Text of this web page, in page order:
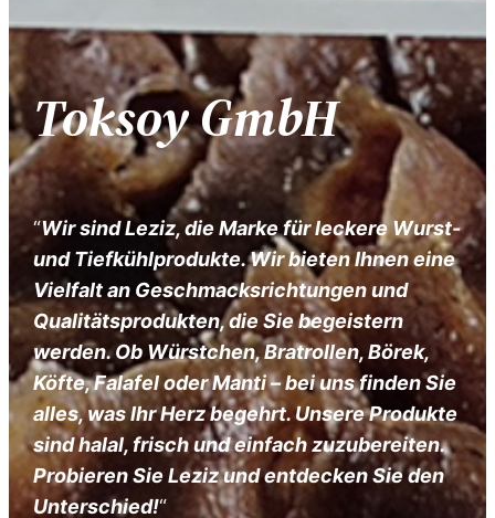
Toksoy GmbH
“Wir sind Leziz, die Marke für leckere Wurst-
und Tiefkühlprodukte. Wir bieten Ihnen eine
Vielfalt an Geschmacksrichtungen und
Qualitätsprodukten, die Sie begeistern
werden. Ob Würstchen, Bratrollen, Börek,
Köfte, Falafel oder Manti – bei uns finden Sie
alles, was Ihr Herz begehrt. Unsere Produkte
sind halal, frisch und einfach zuzubereiten.
Probieren Sie Leziz und entdecken Sie den
Unterschied!“